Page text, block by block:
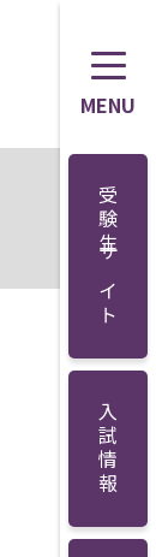
MENU
受験生サイト
入試情報